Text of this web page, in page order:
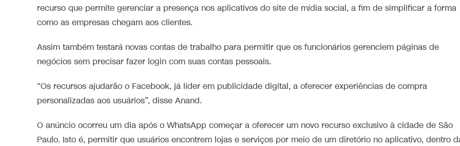
recurso que permite gerenciar a presença nos aplicativos do site de mídia social, a fim de simplificar a forma
como as empresas chegam aos clientes.
Assim também testará novas contas de trabalho para permitir que os funcionários gerenciem páginas de
negócios sem precisar fazer login com suas contas pessoais.
“Os recursos ajudarão o Facebook, já líder em publicidade digital, a oferecer experiências de compra
personalizadas aos usuários”, disse Anand.
O anúncio ocorreu um dia após o WhatsApp começar a oferecer um novo recurso exclusivo à cidade de São
Paulo. Isto é, permitir que usuários encontrem lojas e serviços por meio de um diretório no aplicativo, dentro